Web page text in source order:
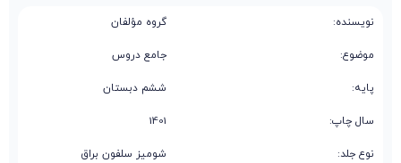
نویسنده: گروه مؤلفان
موضوع: جامع دروس
پایه: ششم دبستان
سال چاپ: 1401
نوع جلد: شومیز سلفون براق